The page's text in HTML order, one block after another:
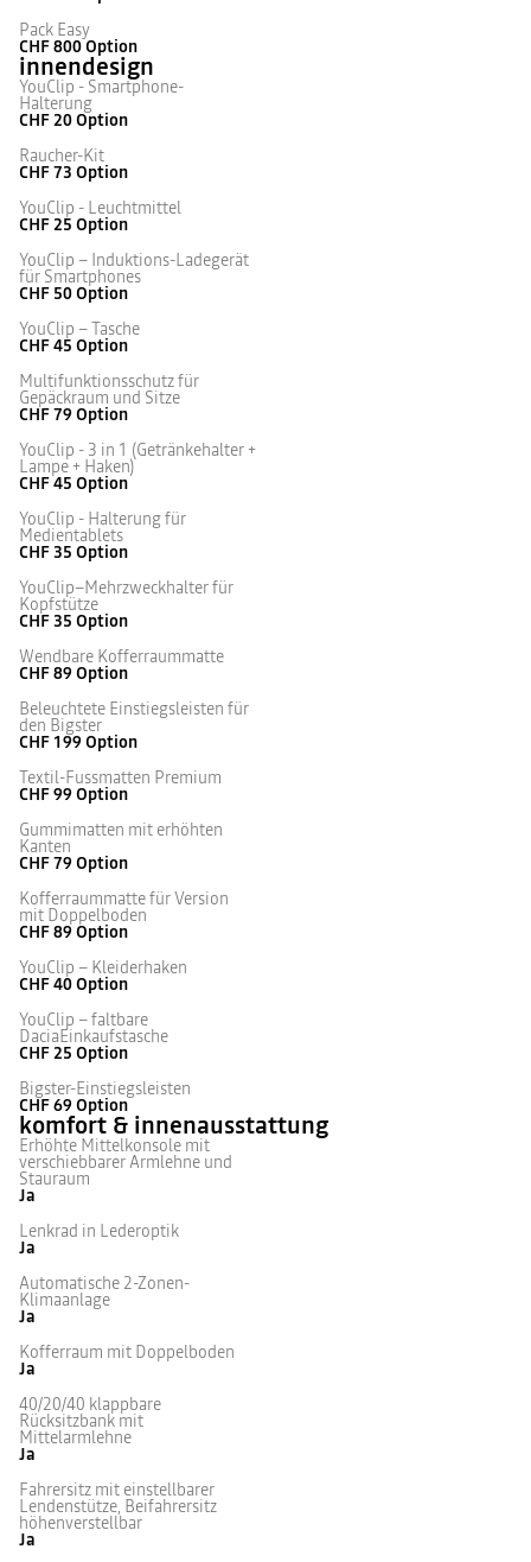
Pack Easy
CHF 800Option
innendesign
YouClip - Smartphone-
Halterung
CHF 20Option
Raucher-Kit
CHF 73 Option
YouClip - Leuchtmittel
CHF 25 Option
YouClip – Induktions-Ladegerät
für Smartphones
CHF 50Option
YouClip – Tasche
CHF 45 Option
Multifunktionsschutz für
Gepäckraum und Sitze
CHF 79Option
YouClip - 3 in 1 (Getränkehalter +
Lampe + Haken)
CHF 45 Option
YouClip - Halterung für
Medientablets
CHF 35 Option
YouClip–Mehrzweckhalter für
Kopfstütze
CHF 35 Option
Wendbare Kofferraummatte
CHF 89Option
Beleuchtete Einstiegsleisten für
den Bigster
CHF 199Option
Textil-Fussmatten Premium
CHF 99Option
Gummimatten mit erhöhten
Kanten
CHF 79Option
Kofferraummatte für Version
mit Doppelboden
CHF 89Option
YouClip – Kleiderhaken
CHF 40Option
YouClip – faltbare
DaciaEinkaufstasche
CHF 25 Option
Bigster-Einstiegsleisten
CHF 69Option
komfort & innenausstattung
Erhöhte Mittelkonsole mit
verschiebbarer Armlehne und
Stauraum
Ja
Lenkrad in Lederoptik
Ja
Automatische 2-Zonen-
Klimaanlage
Ja
Kofferraum mit Doppelboden
Ja
40/20/40 klappbare
Rücksitzbank mit
Mittelarmlehne
Ja
Fahrersitz mit einstellbarer
Lendenstütze, Beifahrersitz
höhenverstellbar
Ja